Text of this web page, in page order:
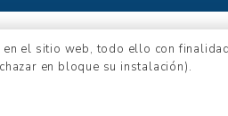
el sitio web, todo ello con
en bloque su instalación).